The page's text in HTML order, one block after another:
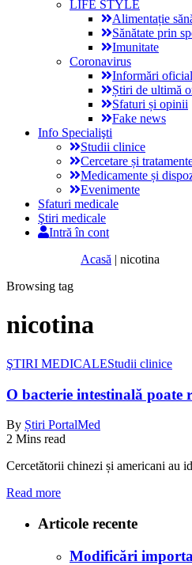
LIFE STYLE
Alimentație
Sănătate prin
Imunitate
Coronavirus
Informări
Știri de ultimă
Sfaturi și opinii
Fake news
Info Specialişti
Studii clinice
Cercetare și
Medicamente și
Evenimente
Sfaturi medicale
Ştiri medicale
Intră în cont
Acasă | nicotina
Browsing tag
nicotina
ŞTIRI MEDICALEStudii clinice
O bacterie intestinală poate
By Știri PortalMed
2 Mins read
Cercetătorii chinezi și americani au
Read more
Articole recente
Modificări